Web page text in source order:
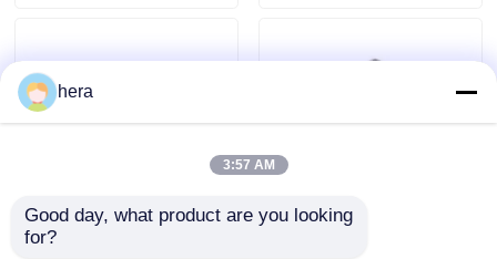
kasus
Grafit Serpihan Alami
Grafit Bulat Untuk
hera
3:57 AM
Good day, what product are you looking
for?